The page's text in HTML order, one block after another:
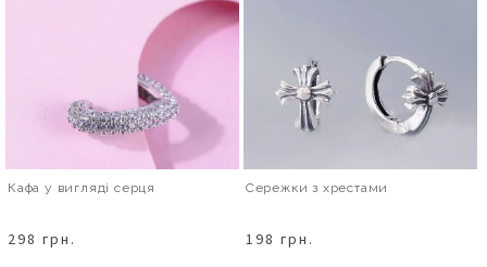
Кафа у вигляді серця
298 грн.
Сережки з хрестами
198 грн.